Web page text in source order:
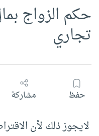
حكم الزواج
تجاري
حفظ مشاركة
لايجوز ذلك لأن